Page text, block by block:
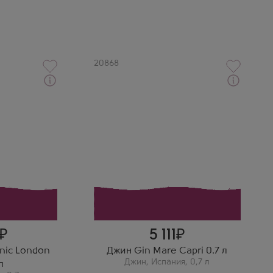
London
Артикул
20868
5 111
Джин Gin Mare Capri 0.7 л
Джин, Испания, 0,7 л